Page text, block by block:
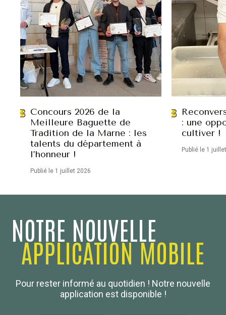
Concours 2026 de la
Meilleure Baguette de
Tradition de la Marne : les
talents du département à
l’honneur !
Publié le 1 juillet 2026
: une
cultiver !
Publié le 1
NOTRE NOUVELLE
APPLICATION MOBILE
Pour rester informé au quotidien ! Notre nouvelle
application est disponible !
Boulanger de France